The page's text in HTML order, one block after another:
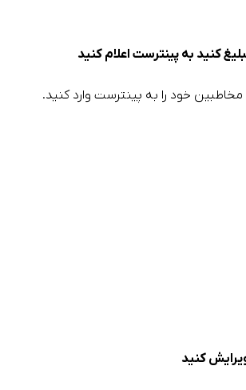
خود را به پینترست وارد کنید.